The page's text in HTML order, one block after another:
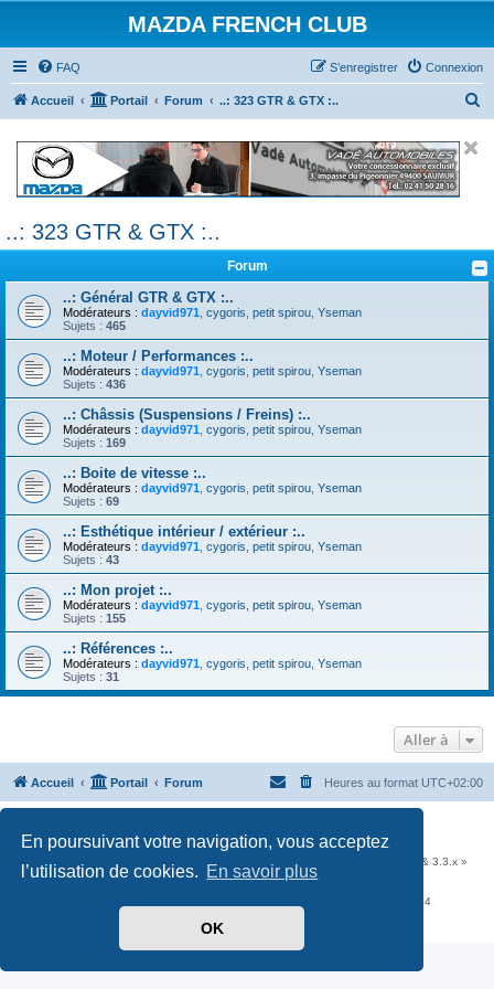
En poursuivant votre navigation, vous acceptez
l’utilisation de cookies. En savoir plus
OK
MAZDA FRENCH CLUB
FAQ Connexion
S’enregistrer
Accueil Portail Forum ..: 323 GTR & GTX :..
c
h
r
..: 323 GTR & GTX :..
Forum
..: Général GTR & GTX :..
Modérateurs : dayvid971 cygoris petit spirou Yseman
Sujets : 465
..: Moteur / Performances :..
Modérateurs : dayvid971 cygoris petit spirou Yseman
Sujets : 436
..: Châssis (Suspensions / Freins) :..
Modérateurs : dayvid971 cygoris petit spirou Yseman
Sujets : 169
..: Boite de vitesse :..
Modérateurs : dayvid971 cygoris petit spirou Yseman
Sujets : 69
..: Esthétique intérieur / extérieur :..
Modérateurs : dayvid971 cygoris petit spirou Yseman
Sujets : 43
..: Mon projet :..
Modérateurs : dayvid971 cygoris petit spirou Yseman
Sujets : 155
..: Références :..
Modérateurs : dayvid971 cygoris petit spirou Yseman
Sujets : 31
Aller à
Accueil Portail Forum Heures au format UTC+02:00
Traduit parphpBB-fr.com
: « Traductions d'extensions & styles pour phpBB 3.2.x & 3.3.x »
Forum hébergé par les services d’Infomaniak Network SA
Avenue de la Praille, 26 - 1227 Carouge - Suisse - tél +41 22 820 35 44
Confidentialité